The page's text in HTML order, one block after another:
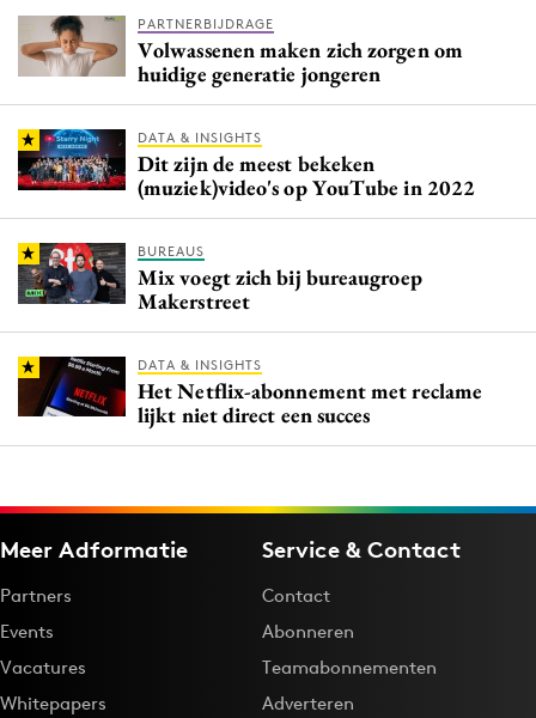
PARTNERBIJDRAGE
Volwassenen maken zich zorgen om
huidige generatie jongeren
DATA & INSIGHTS
Dit zijn de meest bekeken
(muziek)video's op YouTube in 2022
BUREAUS
Mix voegt zich bij bureaugroep
Makerstreet
DATA & INSIGHTS
Het Netflix-abonnement met reclame
lijkt niet direct een succes
Meer Adformatie
Partners
Events
Vacatures
Whitepapers
Service & Contact
Contact
Abonneren
Teamabonnementen
Adverteren